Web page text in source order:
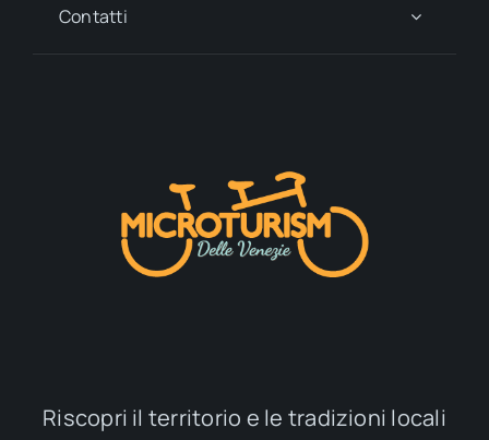
Contatti
Riscopri il territorio e le tradizioni locali